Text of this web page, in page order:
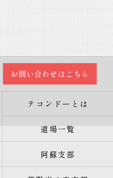
お問い合わせはこちら
テコンドーとは
道場一覧
阿蘇支部